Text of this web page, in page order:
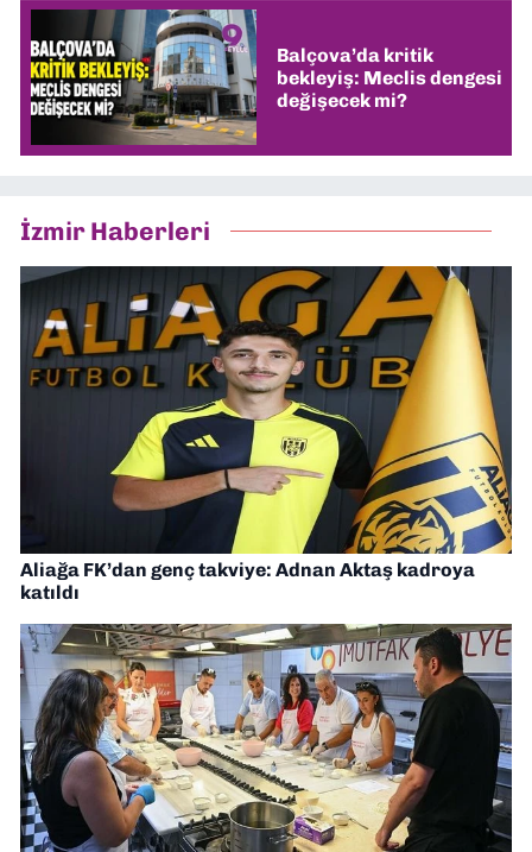
Balçova’da kritik
bekleyiş: Meclis dengesi
değişecek mi?
İzmir Haberleri
Aliağa FK’dan genç takviye: Adnan Aktaş kadroya
katıldı